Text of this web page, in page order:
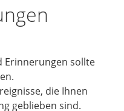
Erinnerungen sollte
die Ihnen
geblieben sind.